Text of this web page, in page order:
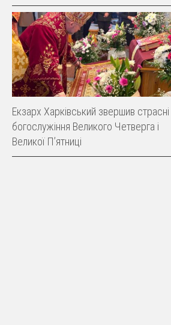
Екзарх Харківський звершив страсні
богослужіння Великого Четверга і
Великої Пʼятниці